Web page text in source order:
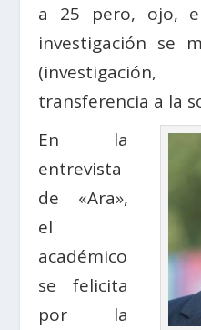
a 25 pero, ojo,
investigación se
transferencia a la
En la
entrevista
de «Ara»,
el
académico
se felicita
por la